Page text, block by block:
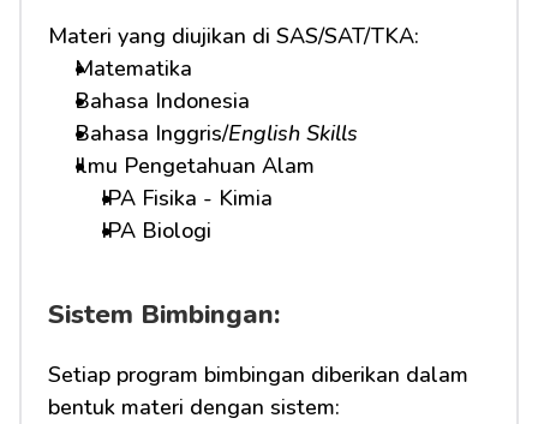
Materi yang diujikan di SAS/SAT/TKA:
Matematika
Bahasa Indonesia
Bahasa Inggris/English Skills
Ilmu Pengetahuan Alam
IPA Fisika - Kimia
IPA Biologi
Sistem Bimbingan:
Setiap program bimbingan diberikan dalam
bentuk materi dengan sistem: